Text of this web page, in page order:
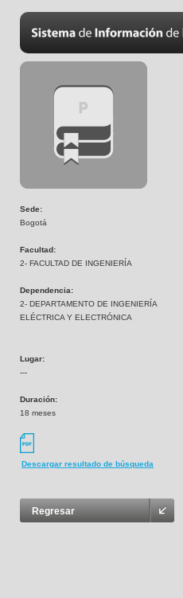
Sede:
Bogotá
Facultad:
2- FACULTAD DE INGENIERÍA
Dependencia:
2- DEPARTAMENTO DE INGENIERÍA
ELÉCTRICA Y ELECTRÓNICA
Lugar:
---
Duración:
18 meses
Descargar resultado de búsqueda
Regresar